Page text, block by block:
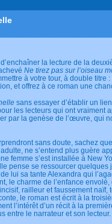
d’enchaîner la lecture de la
Ne tirez pas sur l’oiseau
à votre tour, à double titre
et offrez à ce roman une
sans essayer d’établir un
les lecteurs qui ont vraiment
par la genèse de l’œuvre, qui
sans doute, sachez
ne s’entend plus guère
femme s’est installée à New
pense se ressourcer quelques
lui sa tante Alexandra qui
le charme de l’enfance
railleur et faussement naïf,
le roman est écrit à la
l’intérêt d’un récit à la
entre le narrateur et son lecteur.